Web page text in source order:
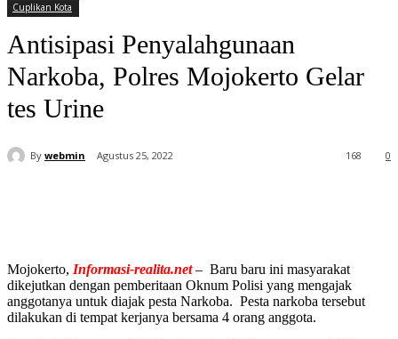
Cuplikan Kota
Antisipasi Penyalahgunaan
Narkoba, Polres Mojokerto Gelar
tes Urine
By webmin Agustus 25, 2022 0
168
Mojokerto, Informasi-realita.net– Baru baru ini masyarakat
dikejutkan dengan pemberitaan Oknum Polisi yang mengajak
anggotanya untuk diajak pesta Narkoba. Pesta narkoba tersebut
dilakukan di tempat kerjanya bersama 4 orang anggota.